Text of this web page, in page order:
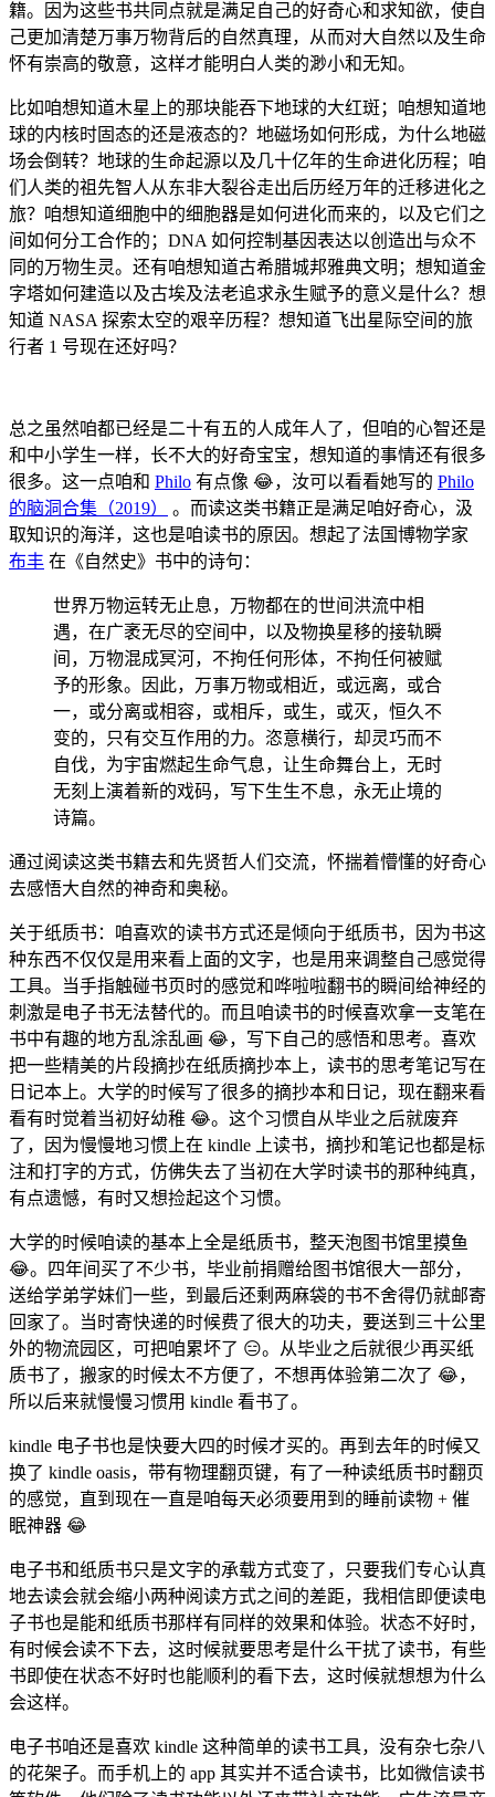
籍。因为这些书共同点就是满足自己的好奇心和求知欲，使自
己更加清楚万事万物背后的自然真理，从而对大自然以及生命
怀有崇高的敬意，这样才能明白人类的渺小和无知。
比如咱想知道木星上的那块能吞下地球的大红斑；咱想知道地
球的内核时固态的还是液态的？地磁场如何形成，为什么地磁
场会倒转？地球的生命起源以及几十亿年的生命进化历程；咱
们人类的祖先智人从东非大裂谷走出后历经万年的迁移进化之
旅？咱想知道细胞中的细胞器是如何进化而来的，以及它们之
间如何分工合作的；DNA 如何控制基因表达以创造出与众不
同的万物生灵。还有咱想知道古希腊城邦雅典文明；想知道金
字塔如何建造以及古埃及法老追求永生赋予的意义是什么？想
知道 NASA 探索太空的艰辛历程？想知道飞出星际空间的旅
行者 1 号现在还好吗？
总之虽然咱都已经是二十有五的人成年人了，但咱的心智还是
和中小学生一样，长不大的好奇宝宝，想知道的事情还有很多
很多。这一点咱和 Philo 有点像 😂，汝可以看看她写的 Philo
的脑洞合集（2019）
。而读这类书籍正是满足咱好奇心，汲
取知识的海洋，这也是咱读书的原因。想起了法国博物学家
布丰 在《自然史》书中的诗句：
世界万物运转无止息，万物都在的世间洪流中相
遇，在广袤无尽的空间中，以及物换星移的接轨瞬
间，万物混成冥河，不拘任何形体，不拘任何被赋
予的形象。因此，万事万物或相近，或远离，或合
一，或分离或相容，或相斥，或生，或灭，恒久不
变的，只有交互作用的力。恣意横行，却灵巧而不
自伐，为宇宙燃起生命气息，让生命舞台上，无时
无刻上演着新的戏码，写下生生不息，永无止境的
诗篇。
通过阅读这类书籍去和先贤哲人们交流，怀揣着懵懂的好奇心
去感悟大自然的神奇和奥秘。
关于纸质书：咱喜欢的读书方式还是倾向于纸质书，因为书这
种东西不仅仅是用来看上面的文字，也是用来调整自己感觉得
工具。当手指触碰书页时的感觉和哗啦啦翻书的瞬间给神经的
刺激是电子书无法替代的。而且咱读书的时候喜欢拿一支笔在
书中有趣的地方乱涂乱画 😂，写下自己的感悟和思考。喜欢
把一些精美的片段摘抄在纸质摘抄本上，读书的思考笔记写在
日记本上。大学的时候写了很多的摘抄本和日记，现在翻来看
看有时觉着当初好幼稚 😂。这个习惯自从毕业之后就废弃
了，因为慢慢地习惯上在 kindle 上读书，摘抄和笔记也都是标
注和打字的方式，仿佛失去了当初在大学时读书的那种纯真，
有点遗憾，有时又想捡起这个习惯。
大学的时候咱读的基本上全是纸质书，整天泡图书馆里摸鱼
😂。四年间买了不少书，毕业前捐赠给图书馆很大一部分，
送给学弟学妹们一些，到最后还剩两麻袋的书不舍得仍就邮寄
回家了。当时寄快递的时候费了很大的功夫，要送到三十公里
外的物流园区，可把咱累坏了 😑。从毕业之后就很少再买纸
质书了，搬家的时候太不方便了，不想再体验第二次了 😂，
所以后来就慢慢习惯用 kindle 看书了。
kindle 电子书也是快要大四的时候才买的。再到去年的时候又
换了 kindle oasis，带有物理翻页键，有了一种读纸质书时翻页
的感觉，直到现在一直是咱每天必须要用到的睡前读物 + 催
眠神器 😂
电子书和纸质书只是文字的承载方式变了，只要我们专心认真
地去读会就会缩小两种阅读方式之间的差距，我相信即便读电
子书也是能和纸质书那样有同样的效果和体验。状态不好时，
有时候会读不下去，这时候就要思考是什么干扰了读书，有些
书即使在状态不好时也能顺利的看下去，这时候就想想为什么
会这样。
电子书咱还是喜欢 kindle 这种简单的读书工具，没有杂七杂八
的花架子。而手机上的 app 其实并不适合读书，比如微信读书